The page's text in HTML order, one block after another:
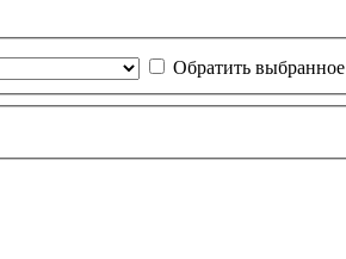
Обратить выбранное